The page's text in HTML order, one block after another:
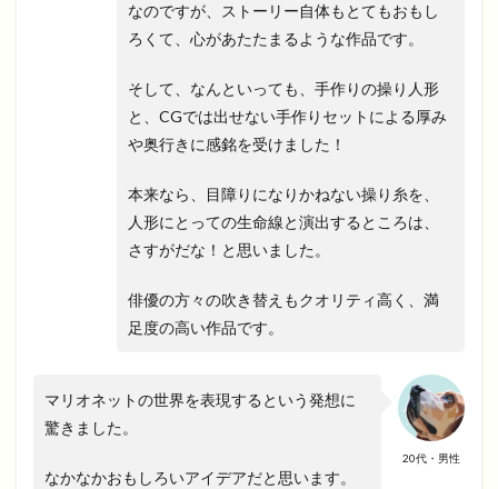
なのですが、ストーリー自体もとてもおもし
ろくて、心があたたまるような作品です。
そして、なんといっても、手作りの操り人形
と、CGでは出せない手作りセットによる厚み
や奥行きに感銘を受けました！
本来なら、目障りになりかねない操り糸を、
人形にとっての生命線と演出するところは、
さすがだな！と思いました。
俳優の方々の吹き替えもクオリティ高く、満
足度の高い作品です。
20代・男性
マリオネットの世界を表現するという発想に
驚きました。
なかなかおもしろいアイデアだと思います。